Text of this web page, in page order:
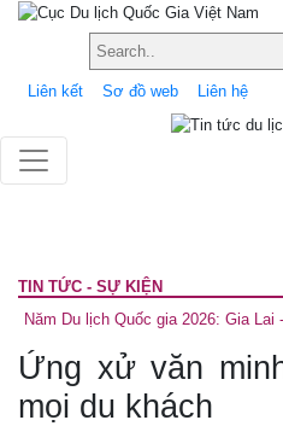
Liên kết Sơ đồ web Liên hệ
TIN TỨC - SỰ KIỆN
Năm Du lịch Quốc gia 2026: Gia
Ứng xử văn
mọi du khách